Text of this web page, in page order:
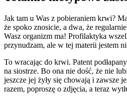
Jak tam u Was z pobieraniem krwi?
że spoko znosicie, a dwa, że
Wasz organizm ma! Profilaktyka
przynudzam, ale w tej materii jestem
To wracając do krwi. Patent
na siostrze. Bo ona nie dość, że nie
jeszcze jej żyły się chowają i zawsze
razem, poproszę o zdjęcia, a teraz